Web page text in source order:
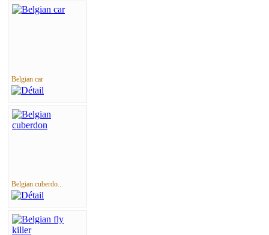
Belgian car
Belgian cuberdo...